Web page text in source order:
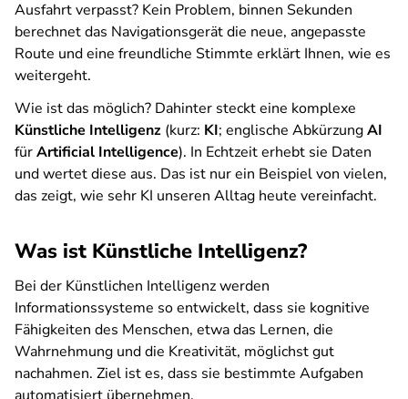
Ausfahrt verpasst? Kein Problem, binnen Sekunden
berechnet das Navigationsgerät die neue, angepasste
Route und eine freundliche Stimmte erklärt Ihnen, wie es
weitergeht.
Wie ist das möglich? Dahinter steckt eine komplexe
Künstliche Intelligenz (kurz: KI; englische AbkürzungAI
fürArtificial Intelligence). In Echtzeit erhebt sie Daten
und wertet diese aus. Das ist nur ein Beispiel von vielen,
das zeigt, wie sehr KI unseren Alltag heute vereinfacht.
Was ist Künstliche Intelligenz?
Bei der Künstlichen Intelligenz werden
Informationssysteme so entwickelt, dass sie kognitive
Fähigkeiten des Menschen, etwa das Lernen, die
Wahrnehmung und die Kreativität, möglichst gut
nachahmen. Ziel ist es, dass sie bestimmte Aufgaben